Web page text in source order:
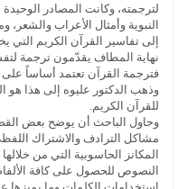
لترجمته، وكانت المصادر
النبوية وأمثال الأعراب
إلى تفاسير القرآن الكريم
نهاية المطاف يقدّمون ترجمة
فترجمة القرآن تعتمد أساساً
وذهب الدكتور عليوه إلى هذا
للقرآن الكريم.
وحاول الباحث أن يوضح بعض
مشاكل الترادف والاشتراك
المكانز الحاسوبية التي من
النصوص للحصول على كافة